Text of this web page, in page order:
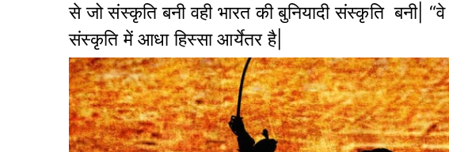
से जो संस्कृति बनी वही भारत की बुनियादी संस्कृति बनी|
संस्कृति में आधा हिस्सा आर्येतर है|